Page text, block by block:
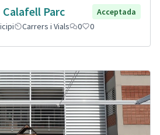
Parc
Acceptada
Carrers i Vials 0 0